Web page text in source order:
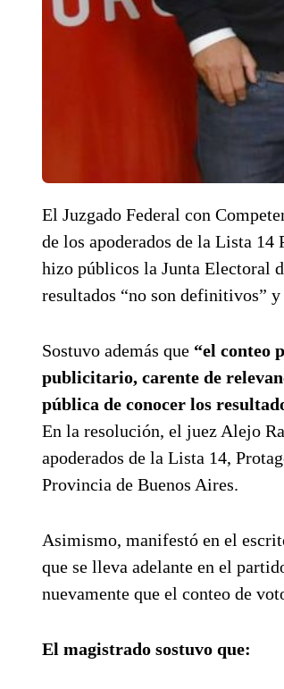
El Juzgado Federal con
de los apoderados de la Lista 14
hizo públicos la Junta Electoral
resultados “no son definitivos”
Sostuvo además que “el conteo
publicitario, carente de
pública de conocer los
En la resolución, el juez Alejo
apoderados de la Lista 14,
Provincia de Buenos Aires.
Asimismo, manifestó en el
que se lleva adelante en el
nuevamente que el conteo de
El magistrado sostuvo que: